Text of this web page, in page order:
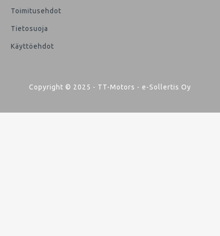
Toimitusehdot
Tietosuoja
Käyttöehdot
Copyright © 2025 - TT-Motors - e-Sollertis Oy